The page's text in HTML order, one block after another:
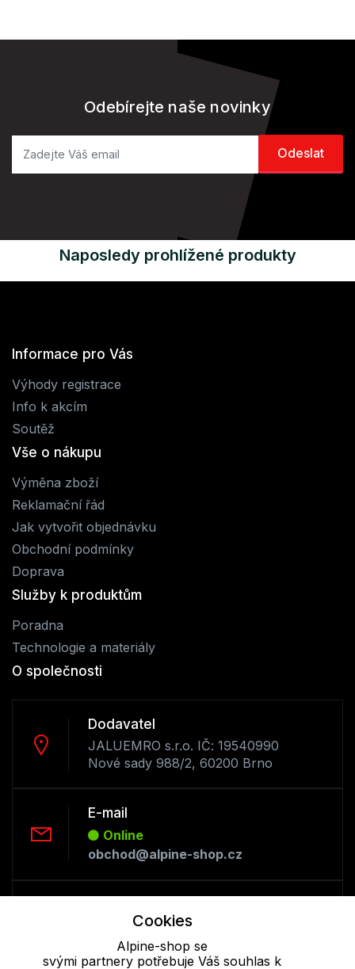
Odebírejte naše novinky
Naposledy prohlížené produkty
Informace pro Vás
Výhody registrace
Info k akcím
Soutěž
Vše o nákupu
Výměna zboží
Reklamační řád
Jak vytvořit objednávku
Obchodní podmínky
Doprava
Služby k produktům
Poradna
Technologie a materiály
O společnosti
Dodavatel
JALUEMRO s.r.o. IČ: 19540990
Nové sady 988/2, 60200 Brno
E-mail
Online
obchod@alpine-shop.cz
Online
+420 530 334 493
Cookies
Alpine-shop se
svými partnery potřebuje Váš souhlas k